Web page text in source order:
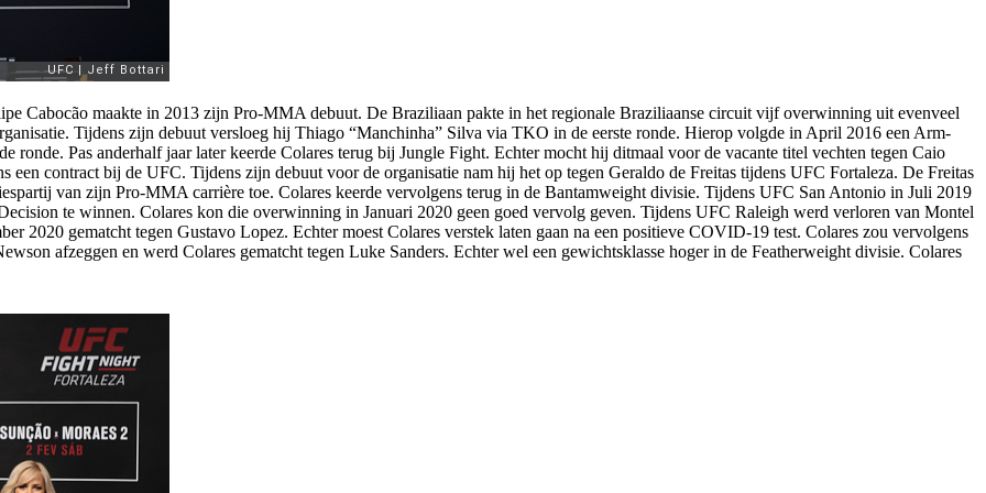
Cabocão maakte in 2013 zijn Pro-MMA debuut. De Braziliaan pakte in het regionale Braziliaanse circuit vijf overwinning uit evenveel
Tijdens zijn debuut versloeg hij Thiago “Manchinha” Silva via TKO in de eerste ronde. Hierop volgde in April 2016 een Arm-
Pas anderhalf jaar later keerde Colares terug bij Jungle Fight. Echter mocht hij ditmaal voor de vacante titel vechten tegen Caio
contract bij de UFC. Tijdens zijn debuut voor de organisatie nam hij het op tegen Geraldo de Freitas tijdens UFC Fortaleza. De Freitas
van zijn Pro-MMA carrière toe. Colares keerde vervolgens terug in de Bantamweight divisie. Tijdens UFC San Antonio in Juli 2019
te winnen. Colares kon die overwinning in Januari 2020 geen goed vervolg geven. Tijdens UFC Raleigh werd verloren van Montel
2020 gematcht tegen Gustavo Lopez. Echter moest Colares verstek laten gaan na een positieve COVID-19 test. Colares zou vervolgens
afzeggen en werd Colares gematcht tegen Luke Sanders. Echter wel een gewichtsklasse hoger in de Featherweight divisie. Colares